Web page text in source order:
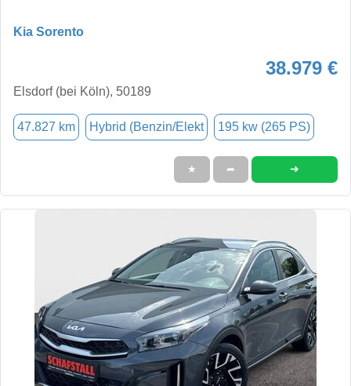
Kia Sorento
38.979 €
Elsdorf (bei Köln), 50189
47.827 km Hybrid (Benzin/Elekt 195 kw (265 PS)
★ ➦ ➜